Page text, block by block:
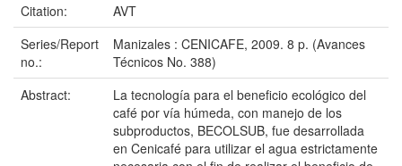
Citation:
AVT
Series/Report
no.:
Manizales : CENICAFE, 2009. 8 p. (Avances
Técnicos No. 388)
Abstract:
La tecnología para el beneficio ecológico del
café por vía húmeda, con manejo de los
subproductos, BECOLSUB, fue desarrollada
en Cenicafé para utilizar el agua estrictamente